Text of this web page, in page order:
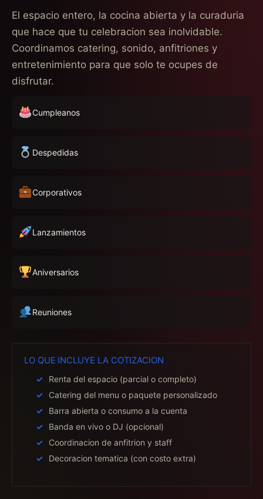
El espacio entero, la cocina abierta y la curaduria
que hace que tu celebracion sea inolvidable.
Coordinamos catering, sonido, anfitriones y
entretenimiento para que solo te ocupes de
disfrutar.
Cumpleanos
Despedidas
Corporativos
Lanzamientos
Aniversarios
Reuniones
LO QUE INCLUYE LA COTIZACION
Renta del espacio (parcial o completo)
Catering del menu o paquete personalizado
Barra abierta o consumo a la cuenta
Banda en vivo o DJ (opcional)
Coordinacion de anfitrion y staff
Decoracion tematica (con costo extra)